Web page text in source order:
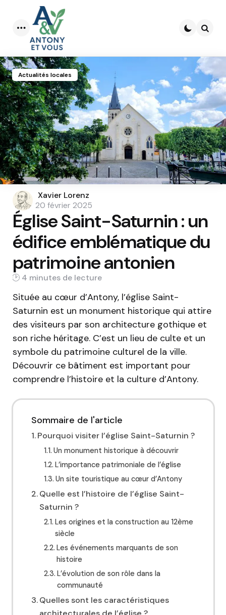
Menu
Actualités locales
Posted
by
Xavier Lorenz
20 février 2025
Église Saint-Saturnin : un
édifice emblématique du
patrimoine antonien
4 min
Située au cœur d’Antony, l’église Saint-
Saturnin est un monument historique qui attire
des visiteurs par son architecture gothique et
son riche héritage. C’est un lieu de culte et un
symbole du patrimoine culturel de la ville.
Découvrir ce bâtiment est important pour
comprendre l’histoire et la culture d’Antony.
Sommaire de l'article
Pourquoi visiter l’église Saint-Saturnin ?
Un monument historique à découvrir
L’importance patrimoniale de l’église
Un site touristique au cœur d’Antony
Quelle est l’histoire de l’église Saint-
Saturnin ?
Les origines et la construction au 12ème
siècle
Les événements marquants de son
histoire
L’évolution de son rôle dans la
communauté
Quelles sont les caractéristiques